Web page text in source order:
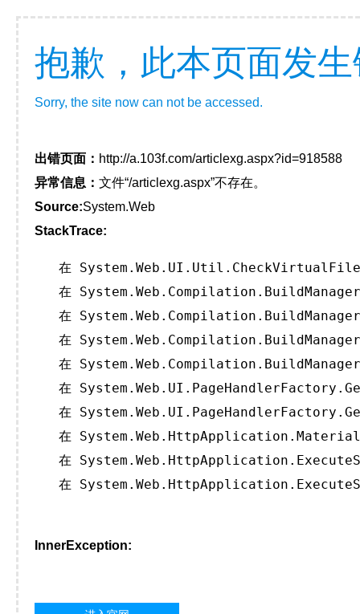
抱歉，此本页面发
Sorry, the site now can not be accessed.
出错页面： http://a.103f.com/articlexg.aspx?id=918588
异常信息： 文件“/articlexg.aspx”不存在。
Source:System.Web
StackTrace:
在
在
在
在
在
在
在
在
在
在
InnerException: